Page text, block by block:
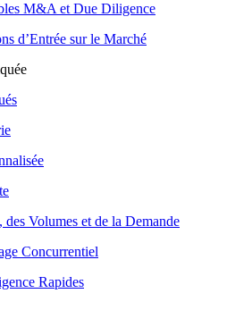
M&A et Due Diligence
d’Entrée sur le Marché
des Volumes et de la Demande
Concurrentiel
Rapides